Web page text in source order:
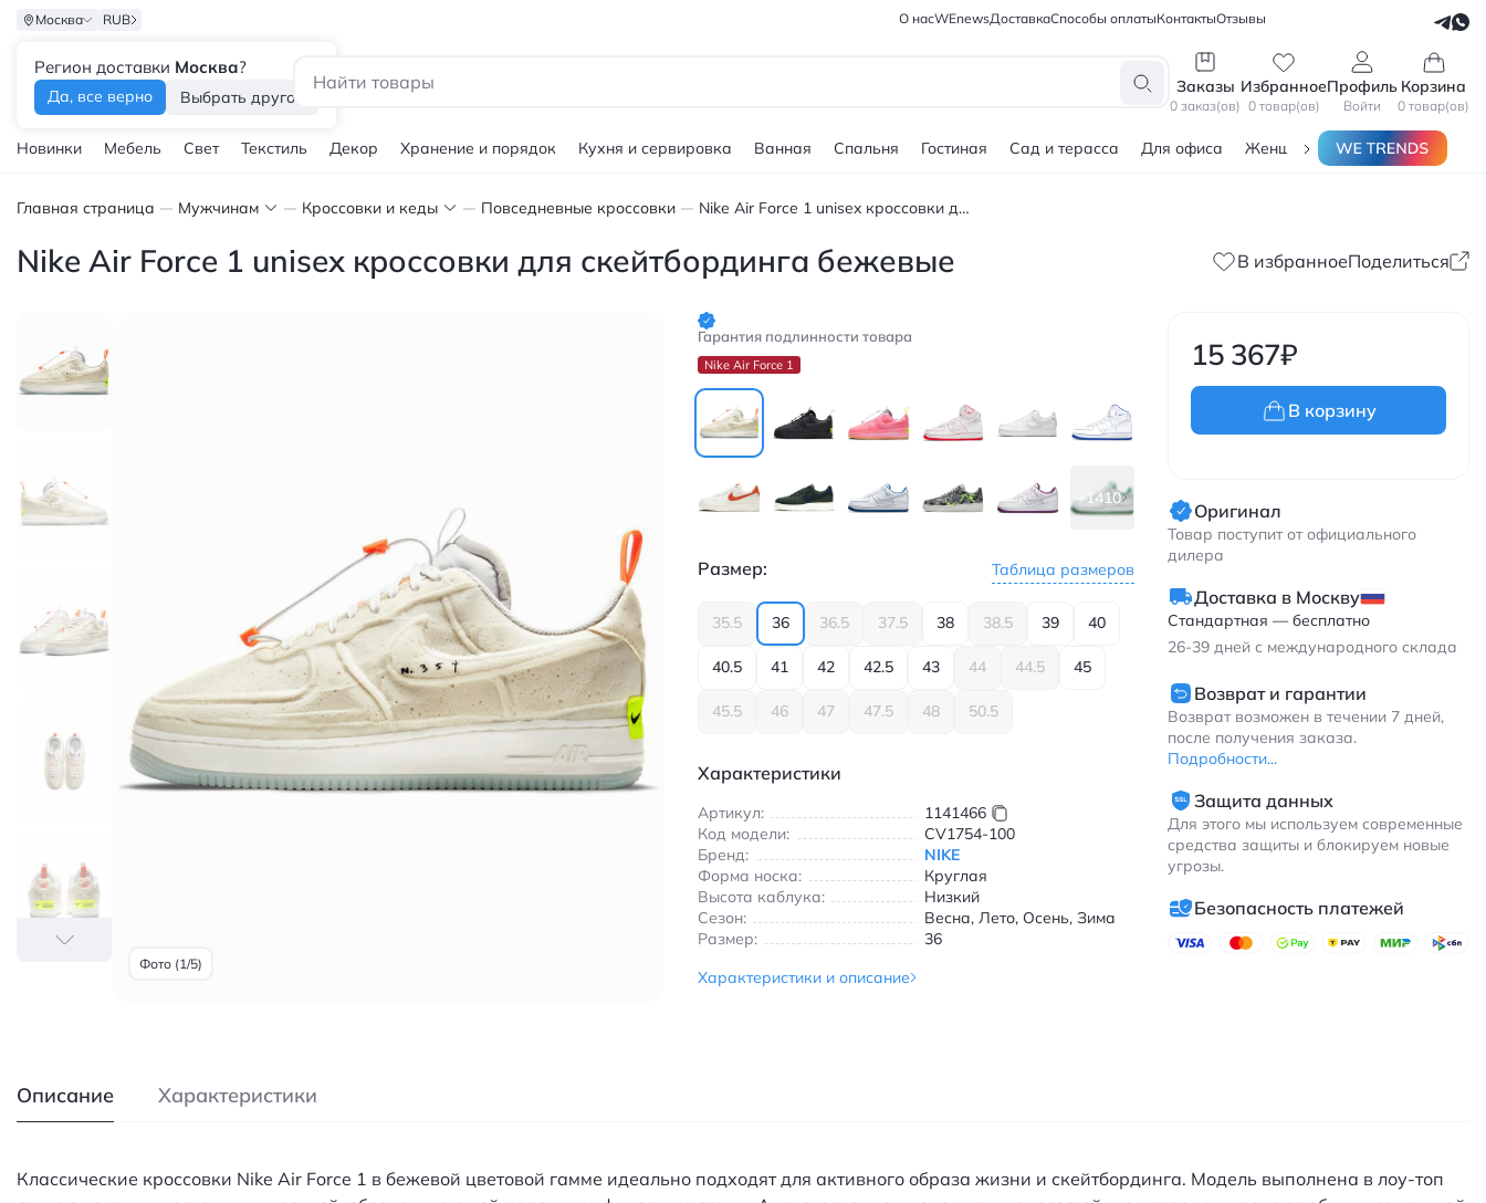
Москва
Регион доставки Москва?
Да, все верно Выбрать другой
RUB О насWEnewsДоставкаСпособы оплатыКонтактыОтзывы
Заказы
0 заказ(ов)
Избранное
0 товар(ов)
Профиль
Войти
Корзина
0 товар(ов)
Новинки Мебель Свет Текстиль Декор Хранение и порядок Кухня и сервировка Ванная Спальня Гостиная Сад и терасса Для офиса Женщинам Мужчинам
Главная страница Мужчинам Кроссовки и кеды Повседневные кроссовки Nike Air Force 1 unisex кроссовки для скейтбординга бежевые
Nike Air Force 1 unisex кроссовки для скейтбординга бежевые В избранноеПоделиться
Фото (1/5)
Гарантия подлинности товара
Nike Air Force 1
+1410
Размер: Таблица размеров
35.5 36 36.5 37.5 38 38.5 39 40
40.5 41 42 42.5 43 44 44.5 45
45.5 46 47 47.5 48 50.5
Характеристики
Артикул:
1141466
Код модели:
CV1754-100
Бренд:
NIKE
Форма носка:
Круглая
Высота каблука:
Низкий
Сезон:
Весна, Лето, Осень, Зима
Размер:
36
Характеристики и описание
15 367₽
В корзину
Оригинал
Товар поступит от официального
дилера
Доставка в Москву
Стандартная — бесплатно
26-39 дней с международного склада
Возврат и гарантии
Возврат возможен в течении 7 дней,
после получения заказа.
Подробности...
Защита данных
Для этого мы используем современные
средства защиты и блокируем новые
угрозы.
Безопасность платежей
Описание Характеристики
Классические кроссовки Nike Air Force 1 в бежевой цветовой гамме идеально подходят для активного образа жизни и скейтбординга. Модель выполнена в лоу-топ